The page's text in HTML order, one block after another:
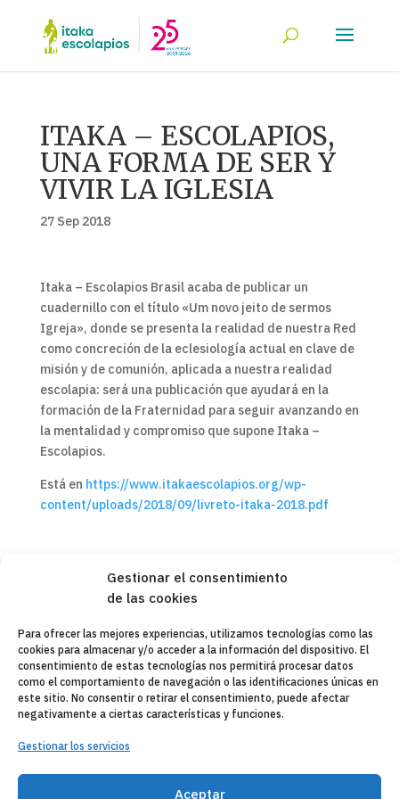
Gestionar el consentimiento
de las cookies
Para ofrecer las mejores experiencias, utilizamos tecnologías como las
cookies para almacenar y/o acceder a la información del dispositivo. El
consentimiento de estas tecnologías nos permitirá procesar datos
como el comportamiento de navegación o las identificaciones únicas en
este sitio. No consentir o retirar el consentimiento, puede afectar
negativamente a ciertas características y funciones.
Gestionar los servicios
Aceptar
ITAKA – ESCOLAPIOS,
UNA FORMA DE SER Y
VIVIR LA IGLESIA
27 Sep 2018
Itaka – Escolapios Brasil acaba de publicar un
cuadernillo con el título «Um novo jeito de sermos
Igreja», donde se presenta la realidad de nuestra Red
como concreción de la eclesiología actual en clave de
misión y de comunión, aplicada a nuestra realidad
escolapia: será una publicación que ayudará en la
formación de la Fraternidad para seguir avanzando en
la mentalidad y compromiso que supone Itaka –
Escolapios.
Está en https://www.itakaescolapios.org/wp-
content/uploads/2018/09/livreto-itaka-2018.pdf
Copyleft 2025Itaka-Escolapios
AVISO LEGAL
POLÍTICA DE PRIVACIDAD
ENTIDADES COLABORADORAS